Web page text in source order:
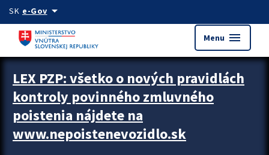
Preskocit na hlavný obsah
SK e-Govarrow_drop_down
Menu menu
Zastavit automatický posun upútavok
LEX PZP: všetko o nových pravidlách
kontroly povinného zmluvného
poistenia nájdete na
www.nepoistenevozidlo.sk